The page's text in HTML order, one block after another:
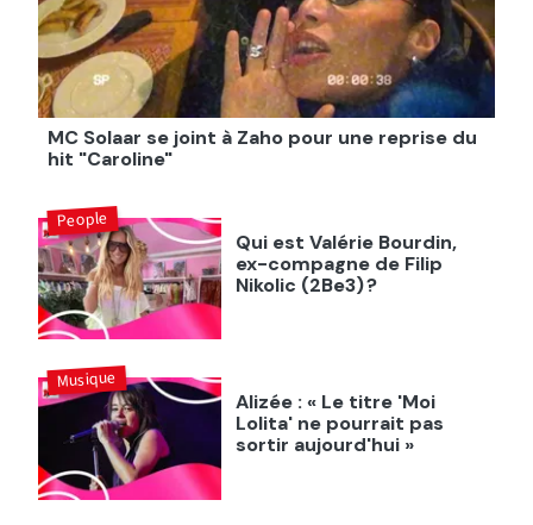
MC Solaar se joint à Zaho pour une reprise du
hit "Caroline"
Qui est Valérie Bourdin,
ex-compagne de Filip
Nikolic (2Be3) ?
People
Alizée : « Le titre 'Moi
Lolita' ne pourrait pas
sortir aujourd'hui »
Musique